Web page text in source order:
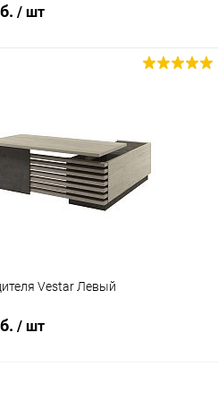
/ шт
Под заказ
Vestar Левый
/ шт